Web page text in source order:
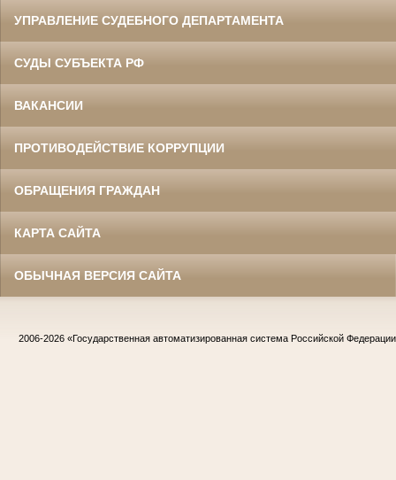
УПРАВЛЕНИЕ СУДЕБНОГО ДЕПАРТАМЕНТА
СУДЫ СУБЪЕКТА РФ
ВАКАНСИИ
ПРОТИВОДЕЙСТВИЕ КОРРУПЦИИ
ОБРАЩЕНИЯ ГРАЖДАН
КАРТА САЙТА
ОБЫЧНАЯ ВЕРСИЯ САЙТА
2006-2026 «Государственная автоматизированная система Российской